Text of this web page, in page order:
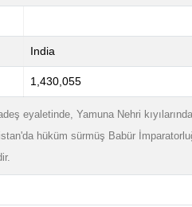
India
1,430,055
eyaletinde, Yamuna Nehri
hüküm sürmüş Babür